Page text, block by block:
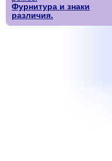
Фурнитура и знаки
различия.